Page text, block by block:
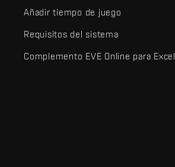
Añadir tiempo de juego
Requisitos del sistema
Complemento EVE Online para Excel